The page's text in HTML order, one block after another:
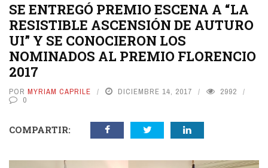
SE ENTREGÓ PREMIO ESCENA A “LA
RESISTIBLE ASCENSIÓN DE AUTURO
UI” Y SE CONOCIERON LOS
NOMINADOS AL PREMIO FLORENCIO
2017
POR MYRIAM CAPRILE DICIEMBRE 14, 2017
2992
0
COMPARTIR: